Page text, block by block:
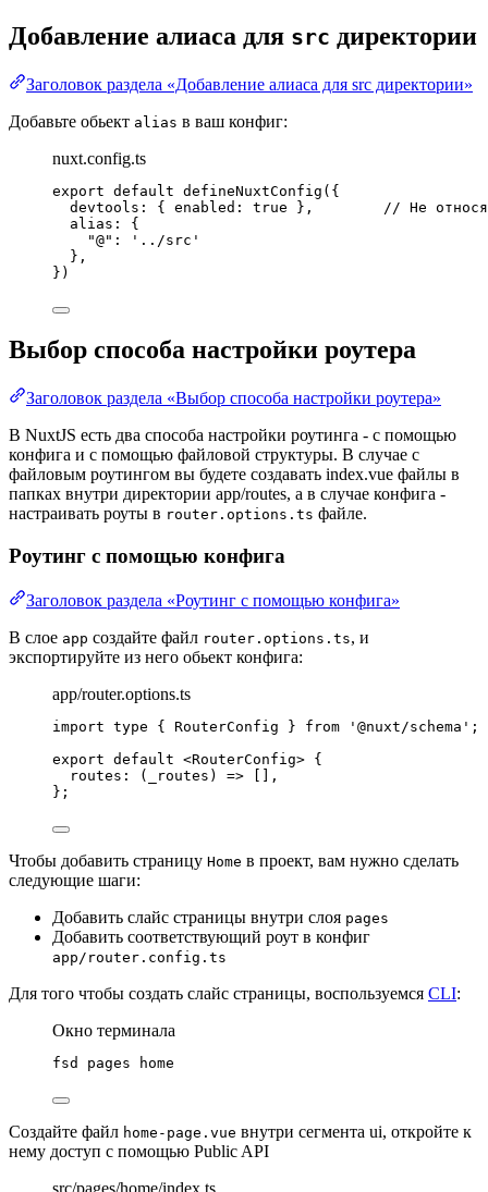
Добавление алиаса для src директории
Заголовок раздела «Добавление алиаса для src директории»
Добавьте обьект alias в ваш конфиг:
nuxt.config.ts
export default defineNuxtConfig ({
devtools: { enabled: true },
// Не
alias: {
"@" : ' ../src '
},
})
Выбор способа настройки роутера
Заголовок раздела «Выбор способа настройки роутера»
В NuxtJS есть два способа настройки роутинга - с помощью
конфига и с помощью файловой структуры. В случае с
файловым роутингом вы будете создавать index.vue файлы в
папках внутри директории app/routes, а в случае конфига -
настраивать роуты в router.options.ts файле.
Роутинг с помощью конфига
Заголовок раздела «Роутинг с помощью конфига»
В слое app создайте файл router.options.ts, и
экспортируйте из него обьект конфига:
app/router.options.ts
import type { RouterConfig } from ' @nuxt/schema ' ;
export default <RouterConfig> {
routes : ( _routes ) => [],
};
Чтобы добавить страницу Home в проект, вам нужно сделать
следующие шаги:
Добавить слайс страницы внутри слоя pages
Добавить соответствующий роут в конфиг
app/router.config.ts
Для того чтобы создать слайс страницы, воспользуемся CLI:
Окно терминала
fsd pages home
Создайте файл home-page.vue внутри сегмента ui, откройте к
нему доступ с помощью Public API
src/pages/home/index.ts